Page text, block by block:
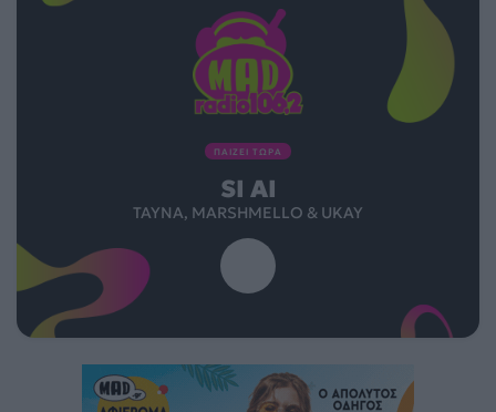
ΠΑΙΖΕΙ ΤΩΡΑ
SI AI
TAYNA, MARSHMELLO & UKAY